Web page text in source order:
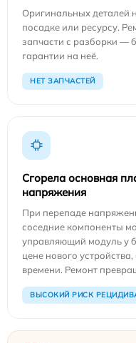
Оригинальных деталей
посадке или ресурсу.
запчасти с разборки —
гарантии на неё.
НЕТ ЗАПЧАСТЕЙ
Сгорела основная
напряжения
При перепаде
соседние компоненты
управляющий модуль у
цене нового
времени. Ремонт
ВЫСОКИЙ РИСК